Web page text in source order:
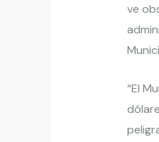
ve
“El